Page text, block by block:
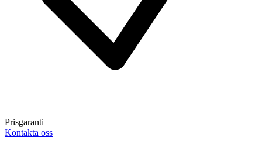
Prisgaranti
Kontakta oss